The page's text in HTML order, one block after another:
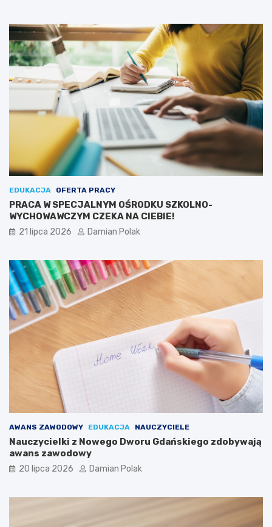
EDUKACJA OFERTA PRACY
PRACA W SPECJALNYM OŚRODKU SZKOLNO-
WYCHOWAWCZYM CZEKA NA CIEBIE!
21 lipca 2026 Damian Polak
AWANS ZAWODOWY EDUKACJA NAUCZYCIELE
Nauczycielki z Nowego Dworu Gdańskiego zdobywają
awans zawodowy
20 lipca 2026 Damian Polak